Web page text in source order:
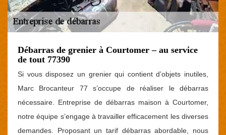
Débarras de grenier à Courtomer – au service
de tout 77390
Si vous disposez un grenier qui contient d’objets inutiles,
Marc Brocanteur 77 s’occupe de réaliser le débarras
nécessaire. Entreprise de débarras maison à Courtomer,
notre équipe s’engage à travailler efficacement les diverses
demandes. Proposant un tarif débarras abordable, nous